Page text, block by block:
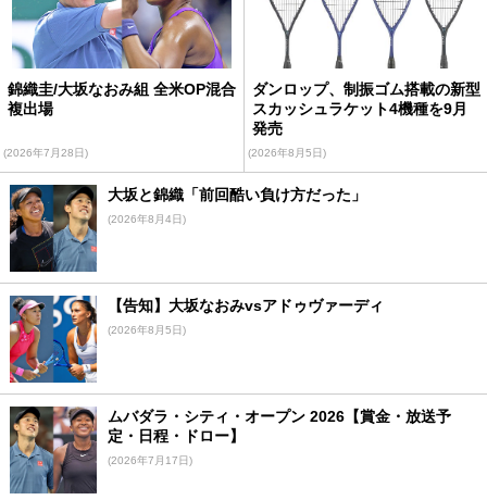
錦織圭/大坂なおみ組 全米OP混合
複出場
(2026年7月28日)
ダンロップ、制振ゴム搭載の新型
スカッシュラケット4機種を9月
発売
(2026年8月5日)
大坂と錦織「前回酷い負け方だった」
(2026年8月4日)
【告知】大坂なおみvsアドゥヴァーディ
(2026年8月5日)
ムバダラ・シティ・オープン 2026【賞金・放送予
定・日程・ドロー】
(2026年7月17日)